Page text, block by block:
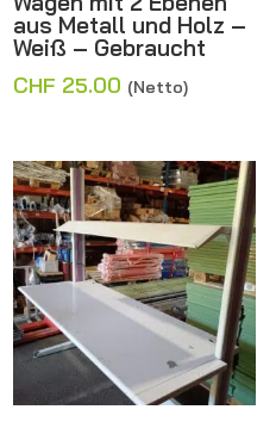
aus Metall und Holz –
Weiß – Gebraucht
CHF 25.00 (Netto)